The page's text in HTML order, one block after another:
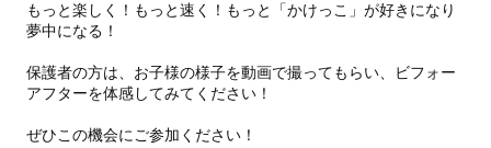
もっと楽しく！もっと速く！もっと「かけっこ」が好きになり
夢中になる！
保護者の方は、お子様の様子を動画で撮ってもらい、ビフォー
アフターを体感してみてください！
ぜひこの機会にご参加ください！